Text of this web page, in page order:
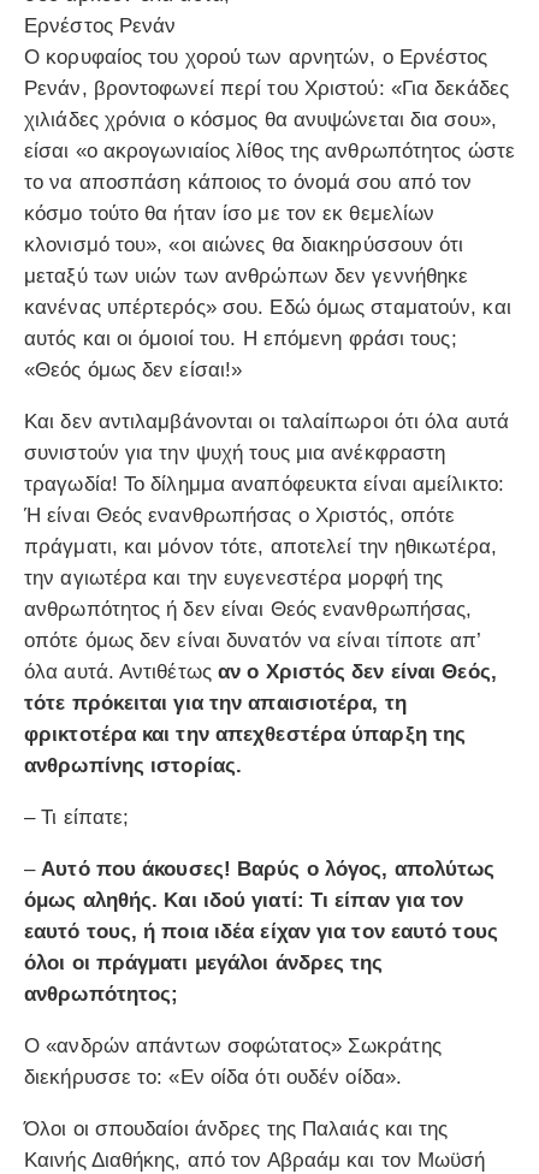
Ερνέστος Ρενάν
Ο κορυφαίος του χορού των αρνητών, ο Ερνέστος
Ρενάν, βροντοφωνεί περί του Χριστού: «Για δεκάδες
χιλιάδες χρόνια ο κόσμος θα ανυψώνεται δια σου»,
είσαι «ο ακρογωνιαίος λίθος της ανθρωπότητος ώστε
το να αποσπάση κάποιος το όνομά σου από τον
κόσμο τούτο θα ήταν ίσο με τον εκ θεμελίων
κλονισμό του», «οι αιώνες θα διακηρύσσουν ότι
μεταξύ των υιών των ανθρώπων δεν γεννήθηκε
κανένας υπέρτερός» σου. Εδώ όμως σταματούν, και
αυτός και οι όμοιοί του. Η επόμενη φράσι τους;
«Θεός όμως δεν είσαι!»
Και δεν αντιλαμβάνονται οι ταλαίπωροι ότι όλα αυτά
συνιστούν για την ψυχή τους μια ανέκφραστη
τραγωδία! Το δίλημμα αναπόφευκτα είναι αμείλικτο:
Ή είναι Θεός ενανθρωπήσας ο Χριστός, οπότε
πράγματι, και μόνον τότε, αποτελεί την ηθικωτέρα,
την αγιωτέρα και την ευγενεστέρα μορφή της
ανθρωπότητος ή δεν είναι Θεός ενανθρωπήσας,
οπότε όμως δεν είναι δυνατόν να είναι τίποτε απ’
όλα αυτά. Αντιθέτως αν ο Χριστός δεν είναι Θεός,
τότε πρόκειται για την απαισιοτέρα, τη
φρικτοτέρα και την απεχθεστέρα ύπαρξη της
ανθρωπίνης ιστορίας.
– Τι είπατε;
–Αυτό που άκουσες! Βαρύς ο λόγος, απολύτως
όμως αληθής. Και ιδού γιατί: Τι είπαν για τον
εαυτό τους, ή ποια ιδέα είχαν για τον εαυτό τους
όλοι οι πράγματι μεγάλοι άνδρες της
ανθρωπότητος;
Ο «ανδρών απάντων σοφώτατος» Σωκράτης
διεκήρυσσε το: «Εν οίδα ότι ουδέν οίδα».
Όλοι οι σπουδαίοι άνδρες της Παλαιάς και της
Καινής Διαθήκης, από τον Αβραάμ και τον Μωϋσή